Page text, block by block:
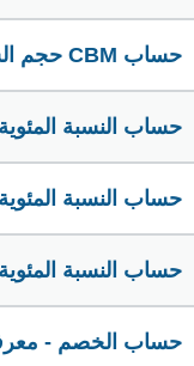
حساب CBM حجم الشحنة التجارية
حساب النسبة المئوية
حساب النسبة
حساب النسبة
حساب الخصم -